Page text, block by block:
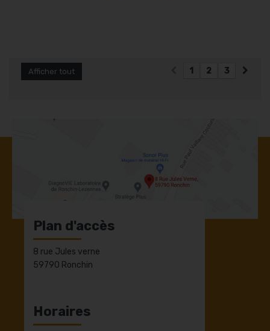
Afficher tout 1 2 3
Plan d'accès
8 rue Jules verne
59790 Ronchin
Horaires